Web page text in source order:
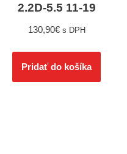
2.2D-5.5 11-19
130,90€ s DPH
Pridať do košíka